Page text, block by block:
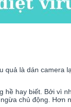
là dán camera
hay biết. Bởi vì
chủ động.